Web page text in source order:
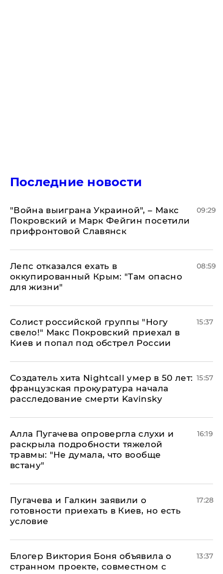
Последние новости
"Война выиграна Украиной", – Макс
Покровский и Марк Фейгин посетили
прифронтовой Славянск
09:29
Лепс отказался ехать в
оккупированный Крым: "Там опасно
для жизни"
08:59
Солист российской группы "Ногу
свело!" Макс Покровский приехал в
Киев и попал под обстрел России
15:37
Создатель хита Nightcall умер в 50 лет:
французская прокуратура начала
расследование смерти Kavinsky
15:57
Алла Пугачева опровергла слухи и
раскрыла подробности тяжелой
травмы: "Не думала, что вообще
встану"
16:19
Пугачева и Галкин заявили о
готовности приехать в Киев, но есть
условие
17:28
Блогер Виктория Боня объявила о
странном проекте, совместном с
13:37